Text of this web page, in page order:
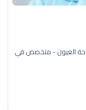
العيون - متخصص في